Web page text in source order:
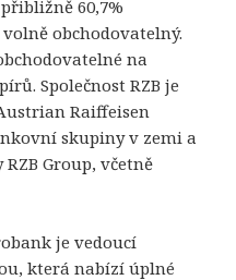
60,7%
obchodovatelný.
na
Společnost RZB je
Raiffeisen
skupiny v zemi a
Group, včetně
je vedoucí
která nabízí úplné